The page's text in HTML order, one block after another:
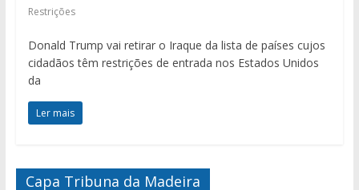
Restrições
Donald Trump vai retirar o Iraque da lista de países cujos
cidadãos têm restrições de entrada nos Estados Unidos
da
Ler mais
Capa Tribuna da Madeira